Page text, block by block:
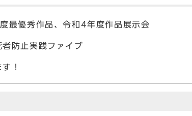
最優秀作品、令和4年度作品展示会
防止実践ファイブ
！